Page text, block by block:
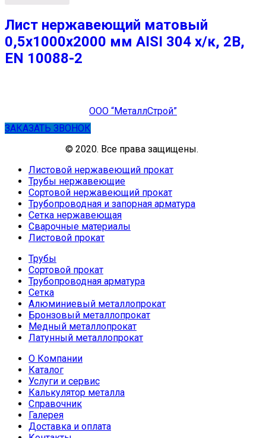
Лист нержавеющий матовый
0,5х1000х2000 мм AISI 304 х/к, 2B,
EN 10088-2
ООО “МеталлСтрой”
ЗАКАЗАТЬ ЗВОНОК
© 2020. Все права защищены.
Листовой нержавеющий прокат
Трубы нержавеющие
Сортовой нержавеющий прокат
Трубопроводная и запорная арматура
Сетка нержавеющая
Сварочные материалы
Листовой прокат
Трубы
Сортовой прокат
Трубопроводная арматура
Сетка
Алюминиевый металлопрокат
Бронзовый металлопрокат
Медный металлопрокат
Латунный металлопрокат
О Компании
Каталог
Услуги и сервис
Калькулятор металла
Справочник
Галерея
Доставка и оплата